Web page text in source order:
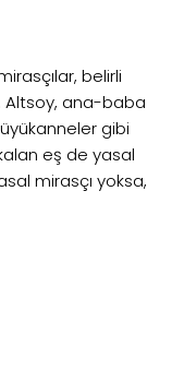
belirli
Altsoy, ana-baba
gibi
eş de yasal
mirasçı yoksa,